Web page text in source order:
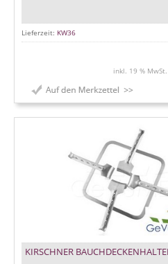
Lieferzeit: KW36
inkl. 19 %
KIRSCHNER